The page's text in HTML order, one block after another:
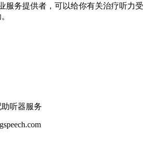
服务提供者，可以给你有关治疗听力受
听器服务